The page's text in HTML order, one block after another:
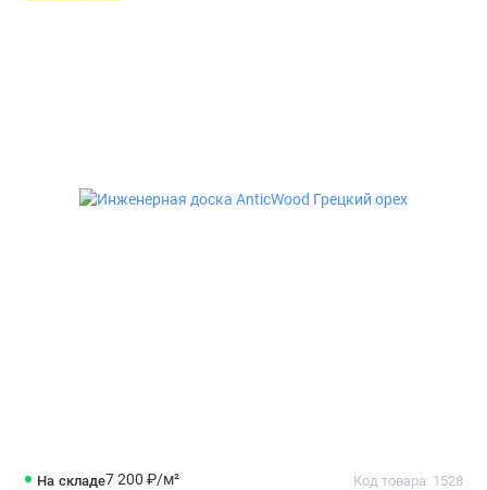
На складе Код товара: 1528
7 200 ₽/м²